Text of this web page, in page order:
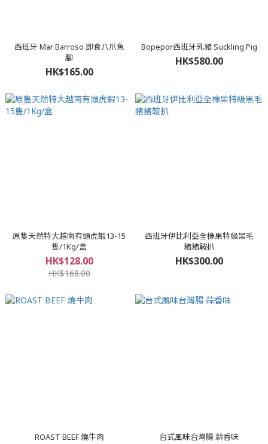
西班牙 Mar Barroso 即食八爪魚
腳
HK$165.00
Bopepor西班牙乳豬 Suckling Pig
HK$580.00
原隻天然特大越南有頭虎蝦13-15
隻/1Kg/盒
HK$128.00
HK$168.00
西班牙伊比利亞全橡果特級黑毛
豬豬鞍扒
HK$300.00
ROAST BEEF 燒牛肉 台式風味台灣腸 蒜香味